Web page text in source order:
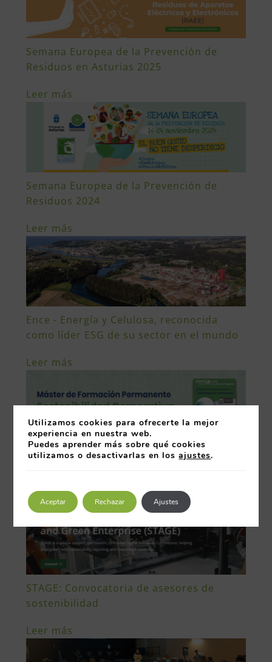
Semana Europea de la Prevención de
Residuos en Asturias 2025
Leer más
Semana Europea de la Prevención de
Residuos 2024
Leer más
Ence - Energía y Celulosa, reconocida
como líder ESG de su sector en el mundo
Leer más
Máster de formación Permanente
Leer más
STAGE: Convocatoria de asesores de
sostenibilidad
Leer más
Utilizamos cookies para ofrecerte la mejor
experiencia en nuestra web.
Puedes aprender más sobre qué cookies
utilizamos o desactivarlas en losajustes.
Aceptar Rechazar Ajustes